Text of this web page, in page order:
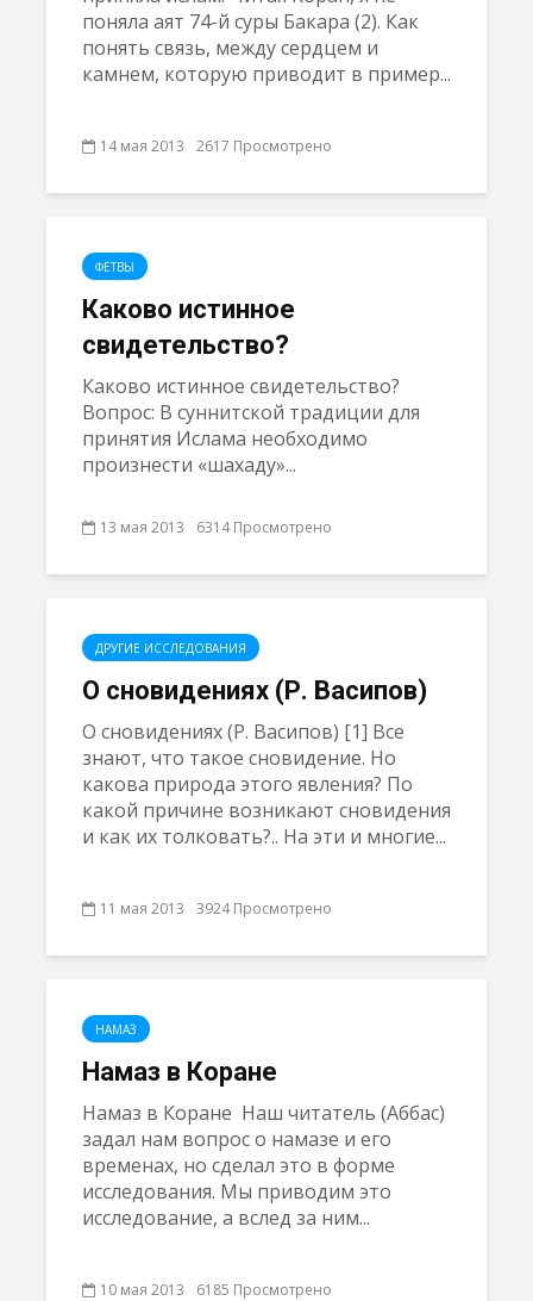
поняла аят 74-й суры Бакара (2). Как
понять связь, между сердцем и
камнем, которую приводит в пример...
14 мая 2013 2617 Просмотрено
ФЕТВЫ
Каково истинное
свидетельство?
Каково истинное свидетельство?
Вопрос: В суннитской традиции для
принятия Ислама необходимо
произнести «шахаду»...
13 мая 2013 6314 Просмотрено
ДРУГИЕ ИССЛЕДОВАНИЯ
О сновидениях (Р. Васипов)
О сновидениях (Р. Васипов) [1] Все
знают, что такое сновидение. Но
какова природа этого явления? По
какой причине возникают сновидения
и как их толковать?.. На эти и многие...
11 мая 2013 3924 Просмотрено
НАМАЗ
Намаз в Коране
Намаз в Коране Наш читатель (Аббас)
задал нам вопрос о намазе и его
временах, но сделал это в форме
исследования. Мы приводим это
исследование, а вслед за ним...
10 мая 2013 6185 Просмотрено